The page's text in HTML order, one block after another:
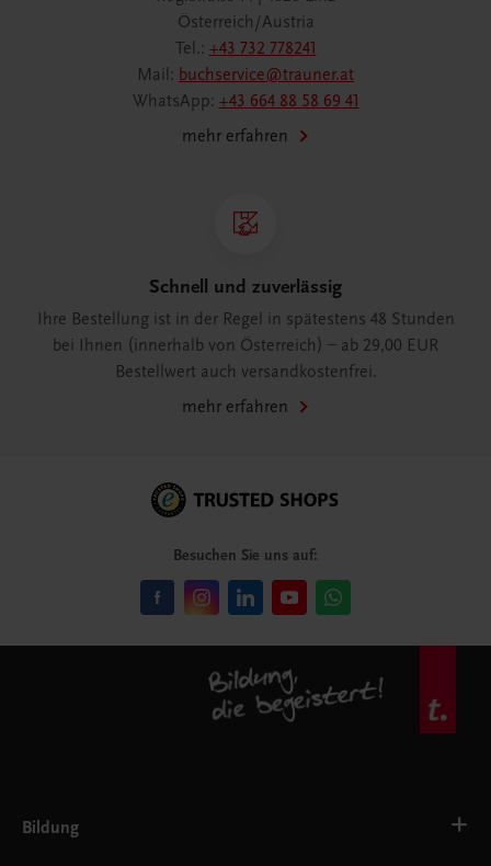
Österreich/Austria
Tel.: +43 732 778241
Mail: buchservice@trauner.at
WhatsApp: +43 664 88 58 69 41
mehr erfahren
Schnell und zuverlässig
Ihre Bestellung ist in der Regel in spätestens 48 Stunden
bei Ihnen (innerhalb von Österreich) – ab 29,00 EUR
Bestellwert auch versandkostenfrei.
mehr erfahren
Besuchen Sie uns auf:
Bildung